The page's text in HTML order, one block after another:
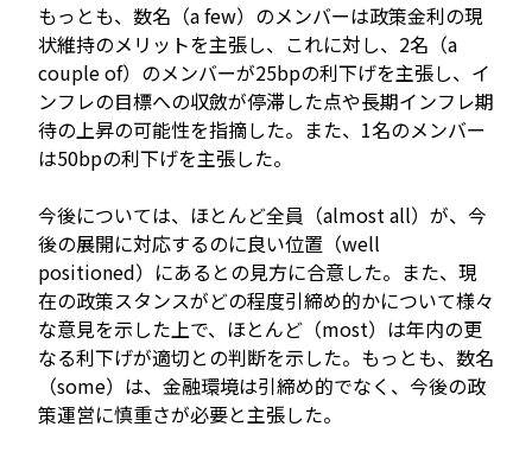
もっとも、数名（a few）のメンバーは政策金利の現
状維持のメリットを主張し、これに対し、2名（a
couple of）のメンバーが25bpの利下げを主張し、イ
ンフレの目標への収斂が停滞した点や長期インフレ期
待の上昇の可能性を指摘した。また、1名のメンバー
は50bpの利下げを主張した。
今後については、ほとんど全員（almost all）が、今
後の展開に対応するのに良い位置（well
positioned）にあるとの見方に合意した。また、現
在の政策スタンスがどの程度引締め的かについて様々
な意見を示した上で、ほとんど（most）は年内の更
なる利下げが適切との判断を示した。もっとも、数名
（some）は、金融環境は引締め的でなく、今後の政
策運営に慎重さが必要と主張した。